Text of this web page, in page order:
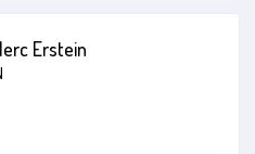
Erstein